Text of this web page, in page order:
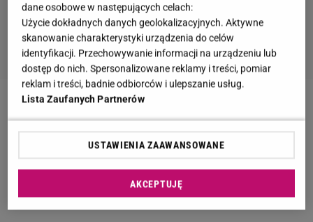
Zwiastun
Nowe wieści o księciu Harrym i Meghan Markle. "W
budynku panuje nastrój..."
dane osobowe w następujących celach:
Użycie dokładnych danych geolokalizacyjnych. Aktywne
skanowanie charakterystyki urządzenia do celów
identyfikacji. Przechowywanie informacji na urządzeniu lub
dostęp do nich. Spersonalizowane reklamy i treści, pomiar
reklam i treści, badnie odbiorców i ulepszanie usług.
Lista Zaufanych Partnerów
USTAWIENIA ZAAWANSOWANE
AKCEPTUJĘ